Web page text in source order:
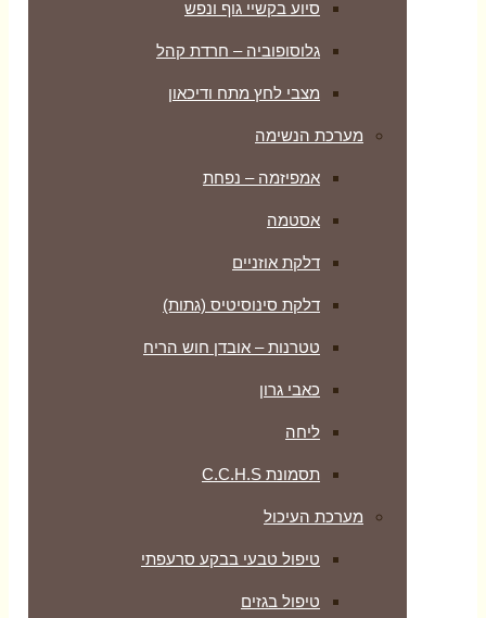
סיוע בקשיי גוף ונפש
גלוסופוביה – חרדת קהל
מצבי לחץ מתח ודיכאון
מערכת הנשימה
אמפיזמה – נפחת
אסטמה
דלקת אוזניים
דלקת סינוסיטיס (גתות)
טטרנות – אובדן חוש הריח
כאבי גרון
ליחה
תסמונת C.C.H.S
מערכת העיכול
טיפול טבעי בבקע סרעפתי
טיפול בגזים